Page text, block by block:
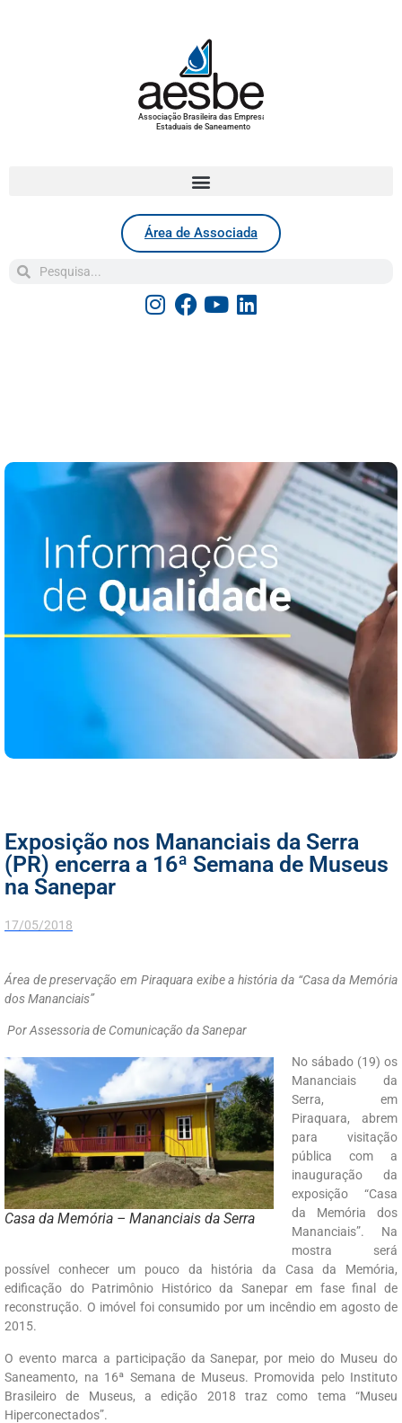
Associação Brasileira das Empresas
Estaduais de Saneamento
Área de Associada
Exposição nos Mananciais da Serra
(PR) encerra a 16ª Semana de Museus
na Sanepar
17/05/2018
Área de preservação em Piraquara exibe a história da “Casa da Memória
dos Mananciais”
Por Assessoria de Comunicação da Sanepar
Casa da Memória – Mananciais da Serra
No sábado (19) os
Mananciais da
Serra, em
Piraquara, abrem
para visitação
pública com a
inauguração da
exposição “Casa
da Memória dos
Mananciais”. Na
mostra será
possível conhecer um pouco da história da Casa da Memória,
edificação do Patrimônio Histórico da Sanepar em fase final de
reconstrução. O imóvel foi consumido por um incêndio em agosto de
2015.
O evento marca a participação da Sanepar, por meio do Museu do
Saneamento, na 16ª Semana de Museus. Promovida pelo Instituto
Brasileiro de Museus, a edição 2018 traz como tema “Museu
Hiperconectados”.